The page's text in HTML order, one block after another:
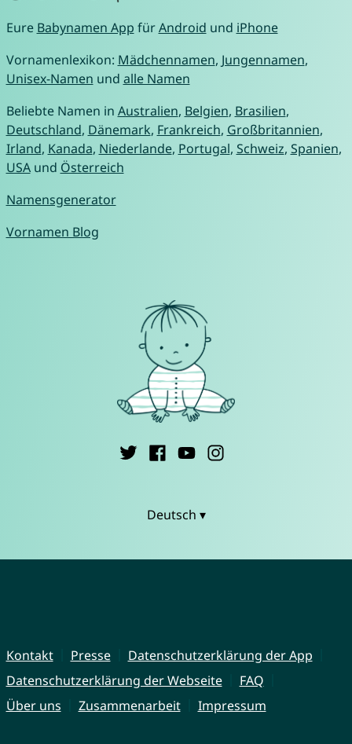
Eure Babynamen App fürAndroid und iPhone
Vornamenlexikon: Mädchennamen, Jungennamen,
Unisex-Namen und alle Namen
Beliebte Namen in Australien, Belgien, Brasilien,
Deutschland, Dänemark, Frankreich, Großbritannien,
Irland, Kanada, Niederlande, Portugal, Schweiz, Spanien,
USAund Österreich
Namensgenerator
Vornamen Blog
Deutsch ▾
Kontakt Presse
Datenschutzerklärung der App
Datenschutzerklärung der Webseite
FAQ
Über uns
Zusammenarbeit Impressum